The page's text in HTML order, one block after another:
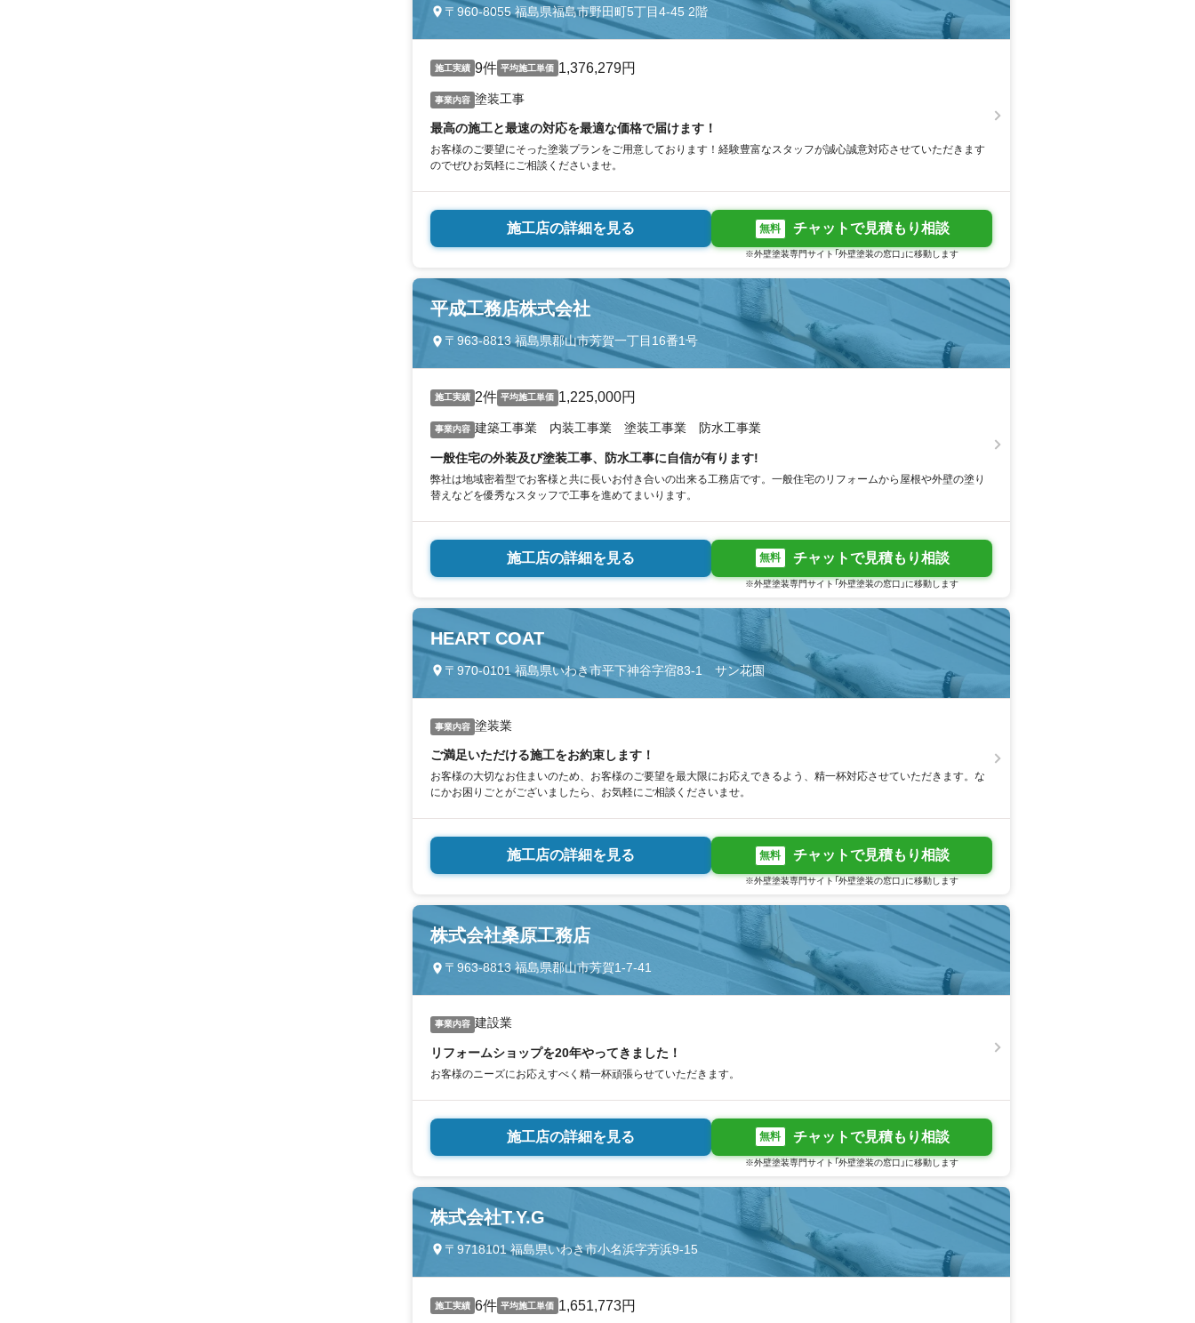
〒960-8055 福島県福島市野田町5丁目4-45 2階
施工実績 9件 平均施工単価 1,376,279円
事業内容 塗装工事
最高の施工と最速の対応を最適な価格で届けます！
お客様のご要望にそった塗装プランをご用意しております！経験豊富なスタッフが誠心誠意対応させていただきます
のでぜひお気軽にご相談くださいませ。
施工店の詳細を見る 無料 チャットで見積もり相談
※外壁塗装専門サイト「外壁塗装の窓口」に移動します
平成工務店株式会社
〒963-8813 福島県郡山市芳賀一丁目16番1号
施工実績 2件 平均施工単価 1,225,000円
事業内容 建築工事業 内装工事業 塗装工事業 防水工事業
一般住宅の外装及び塗装工事、防水工事に自信が有ります!
弊社は地域密着型でお客様と共に長いお付き合いの出来る工務店です。一般住宅のリフォームから屋根や外壁の塗り
替えなどを優秀なスタッフで工事を進めてまいります。
施工店の詳細を見る 無料 チャットで見積もり相談
※外壁塗装専門サイト「外壁塗装の窓口」に移動します
HEART COAT
〒970-0101 福島県いわき市平下神谷字宿83-1 サン花園
事業内容 塗装業
ご満足いただける施工をお約束します！
お客様の大切なお住まいのため、お客様のご要望を最大限にお応えできるよう、精一杯対応させていただきます。な
にかお困りごとがございましたら、お気軽にご相談くださいませ。
施工店の詳細を見る 無料 チャットで見積もり相談
※外壁塗装専門サイト「外壁塗装の窓口」に移動します
株式会社桑原工務店
〒963-8813 福島県郡山市芳賀1-7-41
事業内容 建設業
リフォームショップを20年やってきました！
お客様のニーズにお応えすべく精一杯頑張らせていただきます。
施工店の詳細を見る 無料 チャットで見積もり相談
※外壁塗装専門サイト「外壁塗装の窓口」に移動します
株式会社T.Y.G
〒9718101 福島県いわき市小名浜字芳浜9-15
施工実績 6件 平均施工単価 1,651,773円